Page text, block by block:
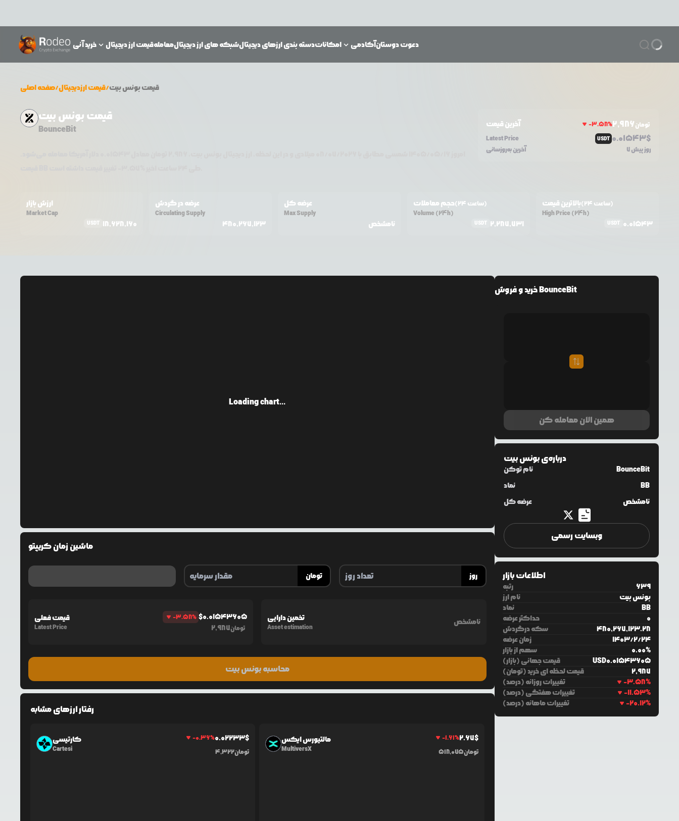
خرید آنی قیمت ارز دیجیتالمعاملهشبکه‌ های ارز دیجیتالدسته بندی ارزهای دیجیتالامکانات آکادمیدعوت دوستان
صفحه اصلی/قیمت ارزدیجیتال/ قیمتبونس بیت
قیمت بونس بیت
BounceBit آخرین قیمت -3.58%2,986تومان
Latest Price
USDT 0.01543$
آخرین به‌روزسانی 7 روز پیش
ارزش بازار
Market Cap
USDT 18,628,160
عرضه در گردش
Circulating Supply
480,267,123
عرضه کل
Max Supply
نامشخص
حجم معاملات
(24 ساعت)
Volume (24h)
USDT 2,287,731
بالاترین قیمت
(24 ساعت)
High Price (24h)
USDT 0.01543
Loading chart...
ماشین زمان کریپتو
تومان روز
قیمت فعلی
Latest Price
-3.58% $0.01543605
2,987تومان
تخمین دارایی
Asset estimation
نامشخص
محاسبه بونس بیت
رفتار ارزهای مشابه
کارتیسی
Cartesi
-0.36%0.02233$
4,322تومان
مالتیورس ایکس
MultiversX
-1.61%2.67$
518,075تومان
خرید و فروش BounceBit
همین الان معامله کن
درباره‌یبونس بیت
نام توکن
BounceBit
نماد
BB
عرضه کل
نامشخص
وبسایت رسمی
اطلاعات بازار
رتبه
639
نام ارز
بونس بیت
نماد
BB
حداکثر عرضه
0
سکه درگردش
480,267,123.28
زمان عرضه
1403/2/24
سهم از بازار
0.00%
قیمت جهانی (بازار)
USD0.01543605
قیمت لحظه ای خرید (تومان)
2,987
تغییرات روزانه (درصد)
-3.58%
تغییرات هفتگی (درصد)
-11.53%
تغییرات ماهانه (درصد)
-20.12%